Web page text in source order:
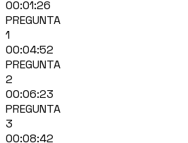
00:01:26
PREGUNTA
1
00:04:52
PREGUNTA
2
00:06:23
PREGUNTA
3
00:08:42